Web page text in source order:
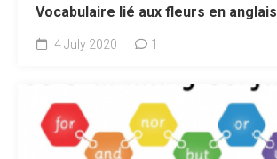
Vocabulaire lié aux fleurs en anglais
4 July 2020 1